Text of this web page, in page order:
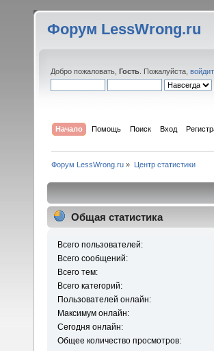
Форум LessWrong.ru
Добро пожаловать, Гость . Пожалуйста,
Начало Помощь Поиск Вход
Форум LessWrong.ru » Центр статистики
Общая статистика
Всего пользователей:
Всего сообщений:
Всего тем:
Всего категорий:
Пользователей онлайн:
Максимум онлайн:
Сегодня онлайн:
Общее количество просмотров: